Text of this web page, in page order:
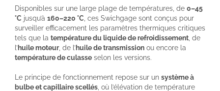
Disponibles sur une large plage de températures, de 0–45
°C jusqu’à 160–220 °C , ces Swichgage sont conçus pour
surveiller efficacement les paramètres thermiques critiques
tels que la température du liquide de refroidissement, de
l’huile moteur, de l’huile de transmissionou encore la
température de culasseselon les versions.
Le principe de fonctionnement repose sur un système à
bulbe et capillaire scellés, où l’élévation de température